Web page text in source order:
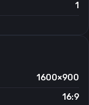
1
1600×900
16:9